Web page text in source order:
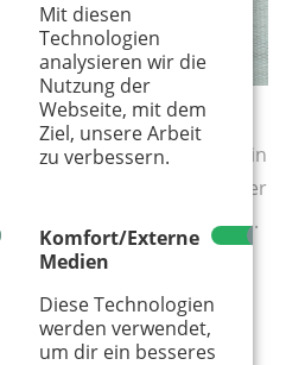
Mit diesen
Technologien
analysieren wir die
Nutzung der
Webseite, mit dem
Ziel, unsere Arbeit
zu verbessern.
Komfort/Externe
Medien
Diese Technologien
werden verwendet,
um dir ein besseres
nicht nur für
wird uns auch in Zukunft ein
dann, wenn es wieder
gießt wie aus Eimern.
mal langweilig wird,
Seiten, auf denen sie